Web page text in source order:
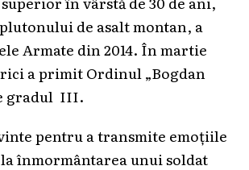
de asalt montan, a
Armate din 2014. În martie
a primit Ordinul „Bogdan
gradul III.
pentru a transmite emoțiile
înmormântarea unui soldat